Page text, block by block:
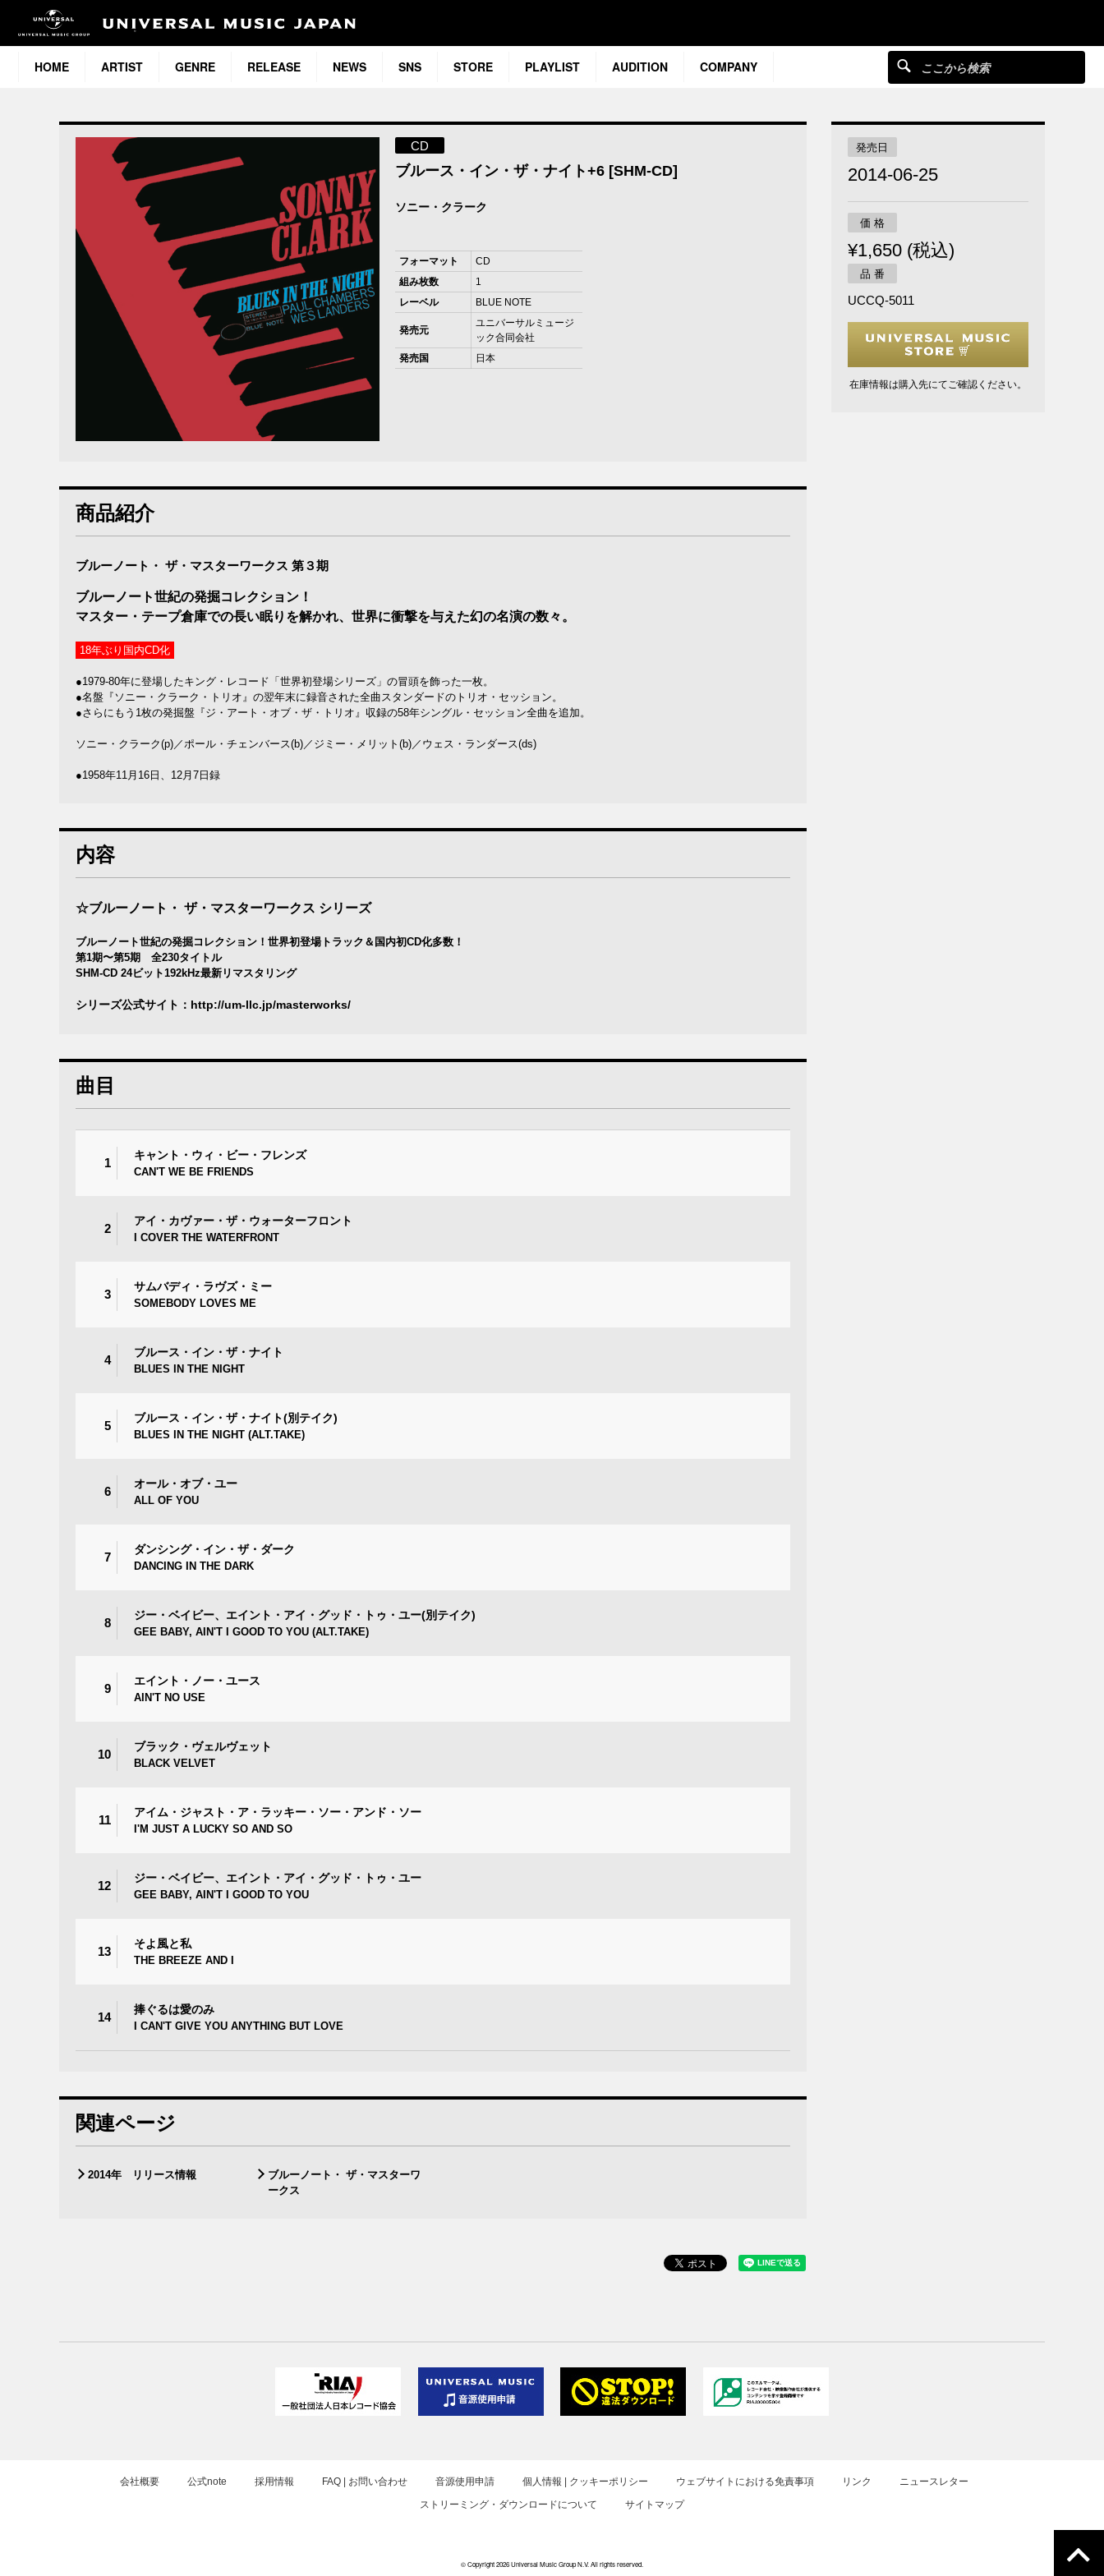
HOME ARTIST GENRE RELEASE NEWS SNS STORE PLAYLIST AUDITION COMPANY
CD
ブルース・イン・ザ・ナイト+6 [SHM-CD]
ソニー・クラーク
フォーマット
CD
組み枚数
1
レーベル
BLUE NOTE
発売元
ユニバーサルミュージ
ック合同会社
発売国
日本
商品紹介
ブルーノート・ ザ・マスターワークス 第３期
ブルーノート世紀の発掘コレクション！
マスター・テープ倉庫での長い眠りを解かれ、世界に衝撃を与えた幻の名演の数々。
18年ぶり国内CD化
●1979-80年に登場したキング・レコード「世界初登場シリーズ」の冒頭を飾った一枚。
●名盤『ソニー・クラーク・トリオ』の翌年末に録音された全曲スタンダードのトリオ・セッション。
●さらにもう1枚の発掘盤『ジ・アート・オブ・ザ・トリオ』収録の58年シングル・セッション全曲を追加。
ソニー・クラーク(p)／ポール・チェンバース(b)／ジミー・メリット(b)／ウェス・ランダース(ds)
●1958年11月16日、12月7日録
内容
☆ブルーノート・ ザ・マスターワークス シリーズ
ブルーノート世紀の発掘コレクション！世界初登場トラック＆国内初CD化多数！
第1期〜第5期 全230タイトル
SHM-CD 24ビット192kHz最新リマスタリング
シリーズ公式サイト： http://um-llc.jp/masterworks/
曲目
1
キャント・ウィ・ビー・フレンズ
CAN'T WE BE FRIENDS
2
アイ・カヴァー・ザ・ウォーターフロント
I COVER THE WATERFRONT
3
サムバディ・ラヴズ・ミー
SOMEBODY LOVES ME
4
ブルース・イン・ザ・ナイト
BLUES IN THE NIGHT
5
ブルース・イン・ザ・ナイト(別テイク)
BLUES IN THE NIGHT (ALT.TAKE)
6
オール・オブ・ユー
ALL OF YOU
7
ダンシング・イン・ザ・ダーク
DANCING IN THE DARK
8
ジー・ベイビー、エイント・アイ・グッド・トゥ・ユー(別テイク)
GEE BABY, AIN'T I GOOD TO YOU (ALT.TAKE)
9
エイント・ノー・ユース
AIN'T NO USE
10
ブラック・ヴェルヴェット
BLACK VELVET
11
アイム・ジャスト・ア・ラッキー・ソー・アンド・ソー
I'M JUST A LUCKY SO AND SO
12
ジー・ベイビー、エイント・アイ・グッド・トゥ・ユー
GEE BABY, AIN'T I GOOD TO YOU
13
そよ風と私
THE BREEZE AND I
14
捧ぐるは愛のみ
I CAN'T GIVE YOU ANYTHING BUT LOVE
関連ページ
2014年 リリース情報
ブルーノート・ ザ・マスターワ
ークス
発売日
2014-06-25
価 格
¥1,650 (税込)
品 番
UCCQ-5011
在庫情報は購入先にてご確認ください。
会社概要 公式note 採用情報 FAQ | お問い合わせ 音源使用申請 個人情報 | クッキーポリシー ウェブサイトにおける免責事項 リンク ニュースレター
ストリーミング・ダウンロードについて サイトマップ
© Copyright 2026 Universal Music Group N.V. All rights reserved.